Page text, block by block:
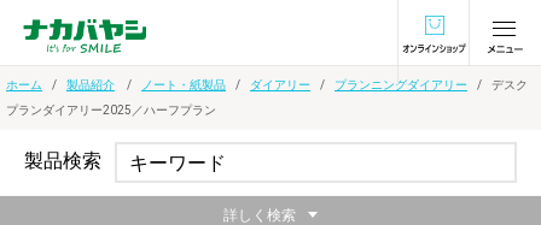
オンラインショ
ホーム 製品紹介 ノート・紙製品 ダイアリー プランニングダイアリー
デスク
プランダイアリー2025／ハーフプラン
製品検索
詳しく検索